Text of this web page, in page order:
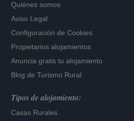
Quiénes somos
Aviso Legal
Configuración de Cookies
Propietarios alojamientos
Anuncia gratis tu alojamiento
Blog de Turismo Rural
Tipos de alojamiento:
Casas Rurales